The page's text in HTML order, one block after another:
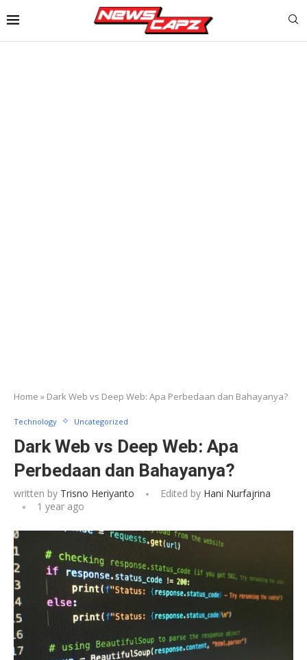
Home » Dark Web vs Deep Web: Apa Perbedaan dan Bahayanya?
Technology Uncategorized
Dark Web vs Deep Web: Apa
Perbedaan dan Bahayanya?
written by Trisno Heriyanto Edited by Hani Nurfajrina
1 year ago